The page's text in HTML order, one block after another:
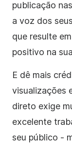
publicação
a voz dos
que resulte
positivo na
E dê mais
visualizações
direto exige
excelente
seu público -